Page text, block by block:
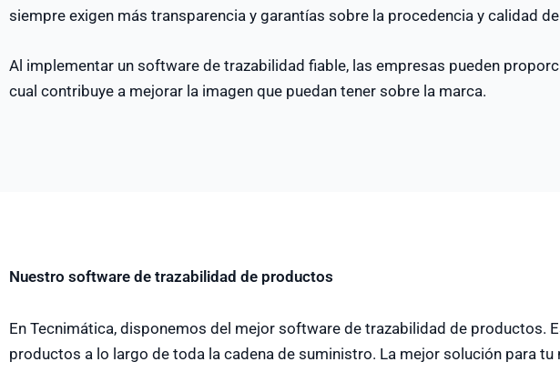
siempre exigen más transparencia y garantías sobre la procedencia y calidad
Al implementar un software de trazabilidad fiable, las empresas pueden
cual contribuye a mejorar la imagen que puedan tener sobre la marca.
Nuestro software de trazabilidad de productos
En Tecnimática, disponemos del mejor software de trazabilidad de productos.
productos a lo largo de toda la cadena de suministro. La mejor solución para